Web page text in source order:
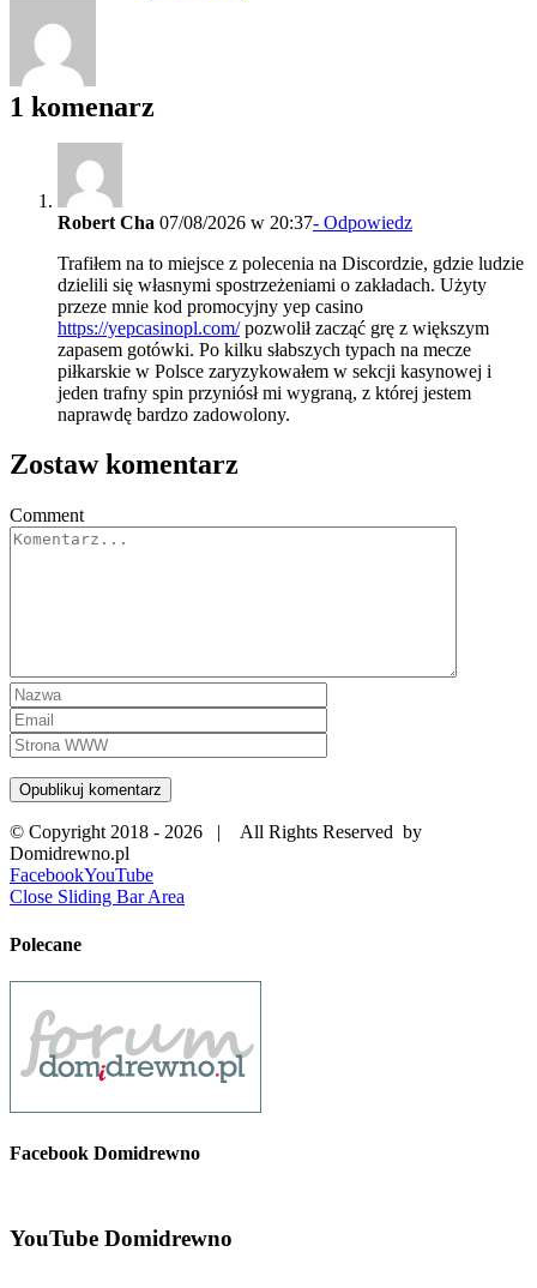
1 komenarz
Robert Cha 07/08/2026 w 20:37- Odpowiedz
Trafiłem na to miejsce z polecenia na Discordzie, gdzie ludzie
dzielili się własnymi spostrzeżeniami o zakładach. Użyty
przeze mnie kod promocyjny yep casino
https://yepcasinopl.com/pozwolił zacząć grę z większym
zapasem gotówki. Po kilku słabszych typach na mecze
piłkarskie w Polsce zaryzykowałem w sekcji kasynowej i
jeden trafny spin przyniósł mi wygraną, z której jestem
naprawdę bardzo zadowolony.
Zostaw komentarz
Comment
© Copyright 2018 - 2026 | All Rights Reserved by
Domidrewno.pl
FacebookYouTube
Close Sliding Bar Area
Polecane
Facebook Domidrewno
YouTube Domidrewno